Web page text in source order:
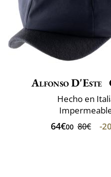
Alfonso D'Este
Hecho en
64€00 80€ -